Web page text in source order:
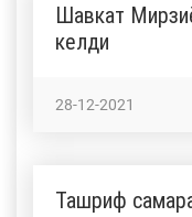
Шавкат
келди
28-12-2021
Ташриф